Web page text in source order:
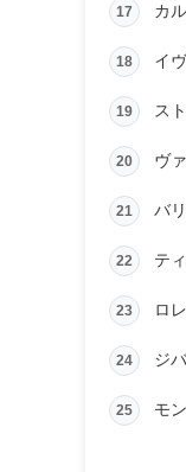
17 カ
18 イ
19 ス
20 ヴ
21 バ
22 テ
23 ロ
24 ジ
25 モ